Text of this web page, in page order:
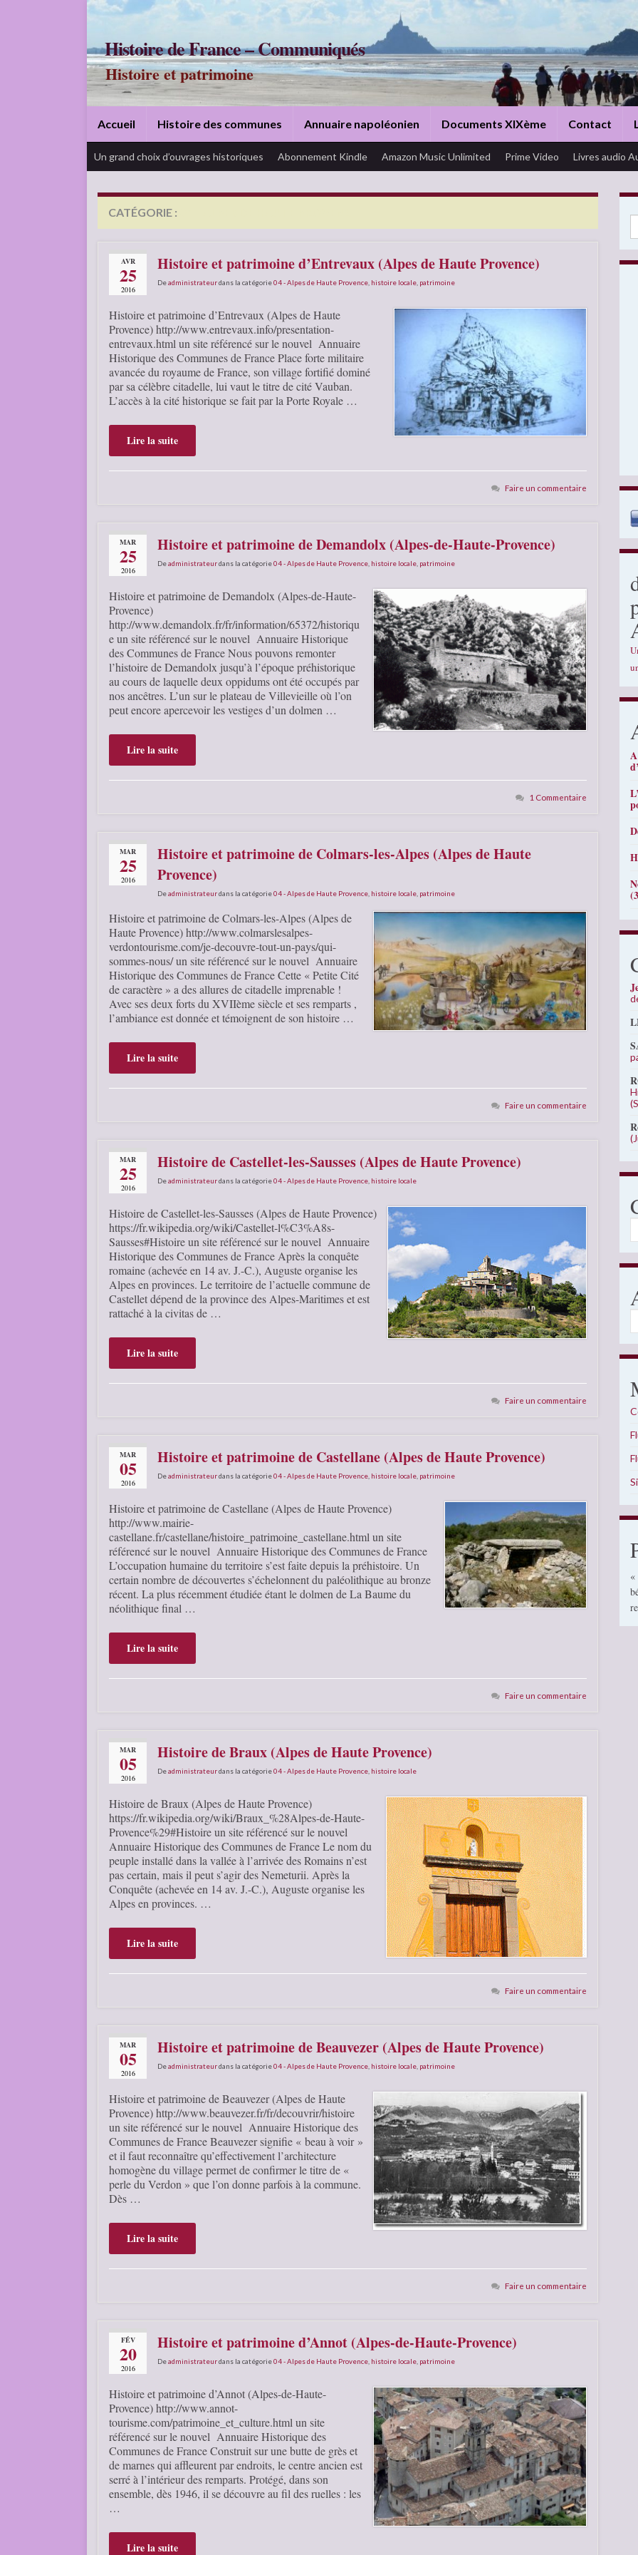
Histoire de France – Communiqués
Histoire et patrimoine
Accueil Histoire des communes Annuaire napoléonien Documents XIXème Contact
Un grand choix d’ouvrages historiques Abonnement Kindle Amazon Music Unlimited Prime Video Livres audio
CATÉGORIE :
AVR
25
2016
Histoire et patrimoine d’Entrevaux (Alpes de Haute Provence)
Deadministrateurdans la catégorie04 - Alpes de Haute Provence histoire locale patrimoine
Histoire et patrimoine d’Entrevaux (Alpes de Haute
Provence) http://www.entrevaux.info/presentation-
entrevaux.html un site référencé sur le nouvel Annuaire
Historique des Communes de France Place forte militaire
avancée du royaume de France, son village fortifié dominé
par sa célèbre citadelle, lui vaut le titre de cité Vauban.
L’accès à la cité historique se fait par la Porte Royale …
Lire la suite
Faire un commentaire
MAR
25
2016
Histoire et patrimoine de Demandolx (Alpes-de-Haute-Provence)
Deadministrateurdans la catégorie04 - Alpes de Haute Provence histoire locale patrimoine
Histoire et patrimoine de Demandolx (Alpes-de-Haute-
Provence)
http://www.demandolx.fr/fr/information/65372/historiqu
e un site référencé sur le nouvel Annuaire Historique
des Communes de France Nous pouvons remonter
l’histoire de Demandolx jusqu’à l’époque préhistorique
au cours de laquelle deux oppidums ont été occupés par
nos ancêtres. L’un sur le plateau de Villevieille où l’on
peut encore apercevoir les vestiges d’un dolmen …
Lire la suite
1 Commentaire
MAR
25
2016
Histoire et patrimoine de Colmars-les-Alpes (Alpes de Haute
Provence)
Deadministrateurdans la catégorie04 - Alpes de Haute Provence histoire locale patrimoine
Histoire et patrimoine de Colmars-les-Alpes (Alpes de
Haute Provence) http://www.colmarslesalpes-
verdontourisme.com/je-decouvre-tout-un-pays/qui-
sommes-nous/ un site référencé sur le nouvel Annuaire
Historique des Communes de France Cette « Petite Cité
de caractère » a des allures de citadelle imprenable !
Avec ses deux forts du XVIIème siècle et ses remparts ,
l’ambiance est donnée et témoignent de son histoire …
Lire la suite
Faire un commentaire
MAR
25
2016
Histoire de Castellet-les-Sausses (Alpes de Haute Provence)
Deadministrateurdans la catégorie04 - Alpes de Haute Provence histoire locale
Histoire de Castellet-les-Sausses (Alpes de Haute Provence)
https://fr.wikipedia.org/wiki/Castellet-l%C3%A8s-
Sausses#Histoire un site référencé sur le nouvel Annuaire
Historique des Communes de France Après la conquête
romaine (achevée en 14 av. J.-C.), Auguste organise les
Alpes en provinces. Le territoire de l’actuelle commune de
Castellet dépend de la province des Alpes-Maritimes et est
rattaché à la civitas de …
Lire la suite
Faire un commentaire
MAR
05
2016
Histoire et patrimoine de Castellane (Alpes de Haute Provence)
Deadministrateurdans la catégorie04 - Alpes de Haute Provence histoire locale patrimoine
Histoire et patrimoine de Castellane (Alpes de Haute Provence)
http://www.mairie-
castellane.fr/castellane/histoire_patrimoine_castellane.html un site
référencé sur le nouvel Annuaire Historique des Communes de France
L’occupation humaine du territoire s’est faite depuis la préhistoire. Un
certain nombre de découvertes s’échelonnent du paléolithique au bronze
récent. La plus récemment étudiée étant le dolmen de La Baume du
néolithique final …
Lire la suite
Faire un commentaire
MAR
05
2016
Histoire de Braux (Alpes de Haute Provence)
Deadministrateurdans la catégorie04 - Alpes de Haute Provence histoire locale
Histoire de Braux (Alpes de Haute Provence)
https://fr.wikipedia.org/wiki/Braux_%28Alpes-de-Haute-
Provence%29#Histoire un site référencé sur le nouvel
Annuaire Historique des Communes de France Le nom du
peuple installé dans la vallée à l’arrivée des Romains n’est
pas certain, mais il peut s’agir des Nemeturii. Après la
Conquête (achevée en 14 av. J.-C.), Auguste organise les
Alpes en provinces. …
Lire la suite
Faire un commentaire
MAR
05
2016
Histoire et patrimoine de Beauvezer (Alpes de Haute Provence)
Deadministrateurdans la catégorie04 - Alpes de Haute Provence histoire locale patrimoine
Histoire et patrimoine de Beauvezer (Alpes de Haute
Provence) http://www.beauvezer.fr/fr/decouvrir/histoire
un site référencé sur le nouvel Annuaire Historique des
Communes de France Beauvezer signifie « beau à voir »
et il faut reconnaître qu’effectivement l’architecture
homogène du village permet de confirmer le titre de «
perle du Verdon » que l’on donne parfois à la commune.
Dès …
Lire la suite
Faire un commentaire
FÉV
20
2016
Histoire et patrimoine d’Annot (Alpes-de-Haute-Provence)
Deadministrateurdans la catégorie04 - Alpes de Haute Provence histoire locale patrimoine
Histoire et patrimoine d’Annot (Alpes-de-Haute-
Provence) http://www.annot-
tourisme.com/patrimoine_et_culture.html un site
référencé sur le nouvel Annuaire Historique des
Communes de France Construit sur une butte de grès et
de marnes qui affleurent par endroits, le centre ancien est
serré à l’intérieur des remparts. Protégé, dans son
ensemble, dès 1946, il se découvre au fil des ruelles : les
…
Lire la suite